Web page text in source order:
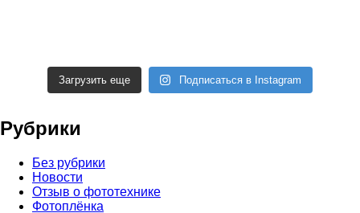
Загрузить еще Подписаться в Instagram
Рубрики
Без рубрики
Новости
Отзыв о фототехнике
Фотоплёнка